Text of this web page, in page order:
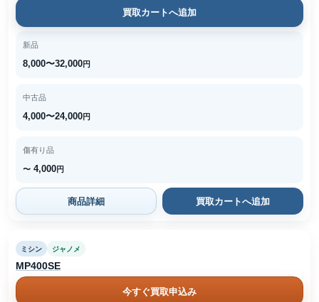
買取カートへ追加
新品
8,000〜32,000円
中古品
4,000〜24,000円
傷有り品
〜 4,000円
商品詳細 買取カートへ追加
ミシン ジャノメ
MP400SE
今すぐ買取申込み